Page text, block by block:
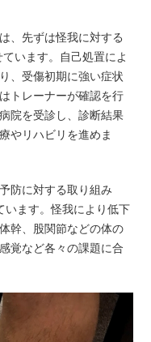
、先ずは怪我に対する
います。自己処置によ
、受傷初期に強い症状
トレーナーが確認を行
院を受診し、診断結果
やリハビリを進めま
防に対する取り組み
います。怪我により低下
幹、股関節などの体の
覚など各々の課題に合